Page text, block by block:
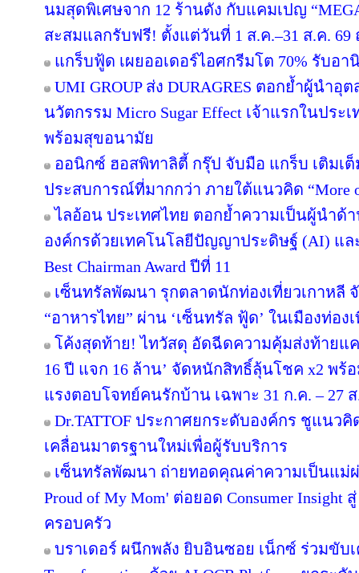
นมสุดพิเศษจาก 12 ร้านดัง กับแคมเปญ
สะสมแลกรับฟรี! ตั้งแต่วันที่ 1 ส.ค.–31 ส.ค.
แกร็บฟู้ด เผยออเดอร์ไอศกรีมโต 70% รับอา
UMI GROUP ส่ง DURAGRES ตอกย้ำผู้นำอุ
นวัตกรรม Micro Sugar Effect เจ้าแรกในปร
พร้อมสุขอนามัย
ออนิกซ์ ฮอสพิทาลิตี้ กรุ๊ป จับมือ แกร็บ เติมเ
ประสบการณ์ที่มากกว่า ภายใต้แนวคิด “More
ไลอ้อน ประเทศไทย ตอกย้ำความเป็นผู้นำด้
องค์กรด้วยเทคโนโลยีปัญญาประดิษฐ์ (AI) และ
Best Chairman Award ปีที่ 11
เซ็นทรัลพัฒนา รุกตลาดนักท่องเที่ยวเกาหลี
“อาหารไทย” ผ่าน ‘เซ็นทรัล ฟู้ด’ ในเมืองท่อง
โค้งสุดท้าย! ไทวัสดุ อัดฉีดความคุ้มส่งท้ายแ
16 ปี แจก 16 ล้าน’ จัดหนักสิทธิ์ลุ้นโชค x2 พ
แรงตอบโจทย์คนรักบ้าน เฉพาะ 31 ก.ค. – 27
Dr.TATTOF ประกาศยกระดับองค์กร ชูแนว
เคลื่อนมาตรฐานใหม่เพื่อผู้รับบริการ
เซ็นทรัลพัฒนา ถ่ายทอดคุณค่าความเป็นแม่ผ่า
Proud of My Mom' ต่อยอด Consumer Insight
ครอบครัว
บราเดอร์ ผนึกพลัง ยิบอินซอย เน็กซ์ ร่วมขับเ